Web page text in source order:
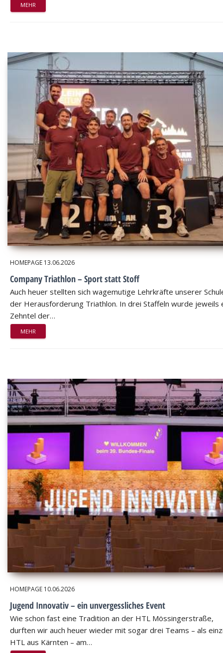
MEHR
HOMEPAGE 13.06.2026
Company Triathlon – Sport statt Stoff
Auch heuer stellten sich wagemutige Lehrkräfte unserer
der Herausforderung Triathlon. In drei Staffeln wurde jeweils
Zehntel der…
MEHR
HOMEPAGE 10.06.2026
Jugend Innovativ – ein unvergessliches Event
Wie schon fast eine Tradition an der HTL Mössingerstraße,
durften wir auch heuer wieder mit sogar drei Teams – als
HTL aus Kärnten – am…